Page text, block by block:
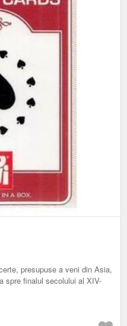
presupuse a veni din Asia,
spre finalul secolului al XIV-